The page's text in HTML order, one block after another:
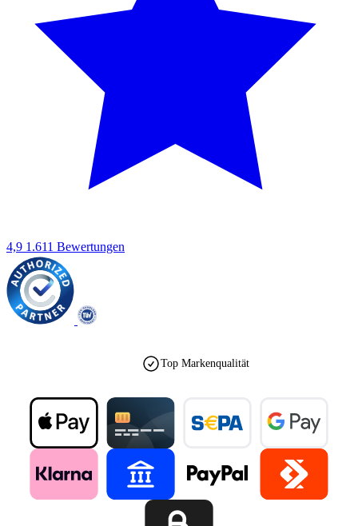
4,9 1.611 Bewertungen
Top Markenqualität